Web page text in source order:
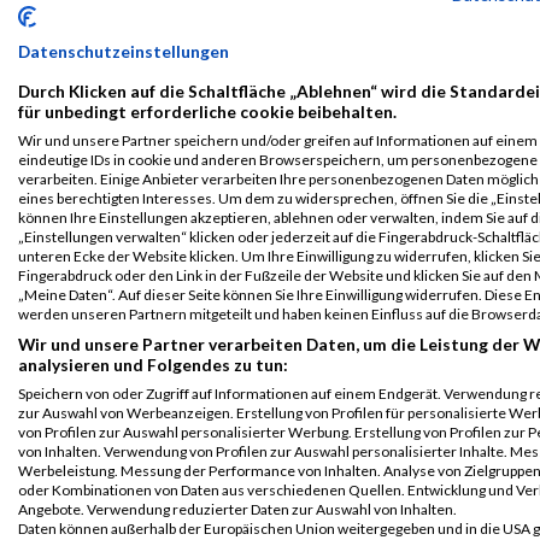
Grazathlon
Legende:
GPos = Geschlechter Position, KPos = Kategorie Position, TPos =
Team Position, DNS = Did not start, DNF = Did not finish, DQ =
Disqualifiziert
Datenschutzeinstellungen
Durch Klicken auf die Schaltfläche „Ablehnen“ wird die
für unbedingt erforderliche cookie beibehalten.
Wir und unsere Partner speichern und/oder greifen auf Informationen auf einem
eindeutige IDs in cookie und anderen Browserspeichern, um personenbezogene
verarbeiten. Einige Anbieter verarbeiten Ihre personenbezogenen Daten
eines berechtigten Interesses. Um dem zu widersprechen, öffnen Sie die
können Ihre Einstellungen akzeptieren, ablehnen oder verwalten, indem Sie auf
„Einstellungen verwalten“ klicken oder jederzeit auf die Fingerabdruck-
unteren Ecke der Website klicken. Um Ihre Einwilligung zu widerrufen, klicken
Fingerabdruck oder den Link in der Fußzeile der Website und klicken Sie auf den
„Meine Daten“. Auf dieser Seite können Sie Ihre Einwilligung widerrufen. Diese
werden unseren Partnern mitgeteilt und haben keinen Einfluss auf die
Wir und unsere Partner verarbeiten Daten, um die Leistung der
analysieren und Folgendes zu tun:
Speichern von oder Zugriff auf Informationen auf einem Endgerät. Verwendung
zur Auswahl von Werbeanzeigen. Erstellung von Profilen für personalisierte
von Profilen zur Auswahl personalisierter Werbung. Erstellung von Profilen zur
von Inhalten. Verwendung von Profilen zur Auswahl personalisierter Inhalte.
Werbeleistung. Messung der Performance von Inhalten. Analyse von
oder Kombinationen von Daten aus verschiedenen Quellen. Entwicklung und
Angebote. Verwendung reduzierter Daten zur Auswahl von Inhalten.
Daten können außerhalb der Europäischen Union weitergegeben und in die USA